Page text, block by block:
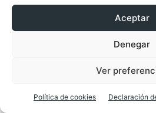
Aceptar
Denegar
Ver
Política de cookies Declaración
agua
rápido y